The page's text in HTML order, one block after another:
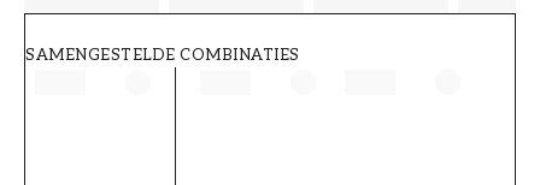
SAMENGESTELDE COMBINATIES